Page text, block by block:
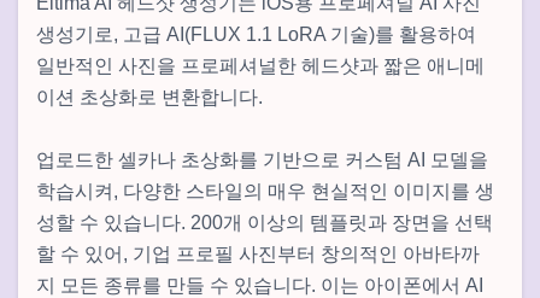
생성기로, 고급 AI(FLUX 1.1 LoRA 기술)를 활용하여
일반적인 사진을 프로페셔널한 헤드샷과 짧은 애니메
이션 초상화로 변환합니다.
업로드한 셀카나 초상화를 기반으로 커스텀 AI 모델을
학습시켜, 다양한 스타일의 매우 현실적인 이미지를 생
성할 수 있습니다. 200개 이상의 템플릿과 장면을 선택
할 수 있어, 기업 프로필 사진부터 창의적인 아바타까
지 모든 종류를 만들 수 있습니다. 이는 아이폰에서 AI